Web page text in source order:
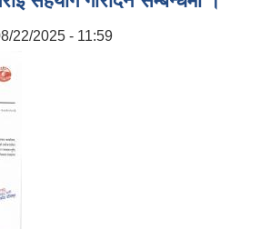
22/2025 - 11:59